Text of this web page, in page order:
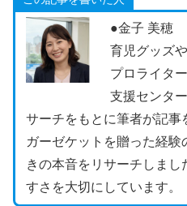
●金子 美穂
育児グッズ
プロライタ
支援センタ
サーチをもとに筆者が記事
ガーゼケットを贈った経験
きの本音をリサーチしま
すさを大切にしています。